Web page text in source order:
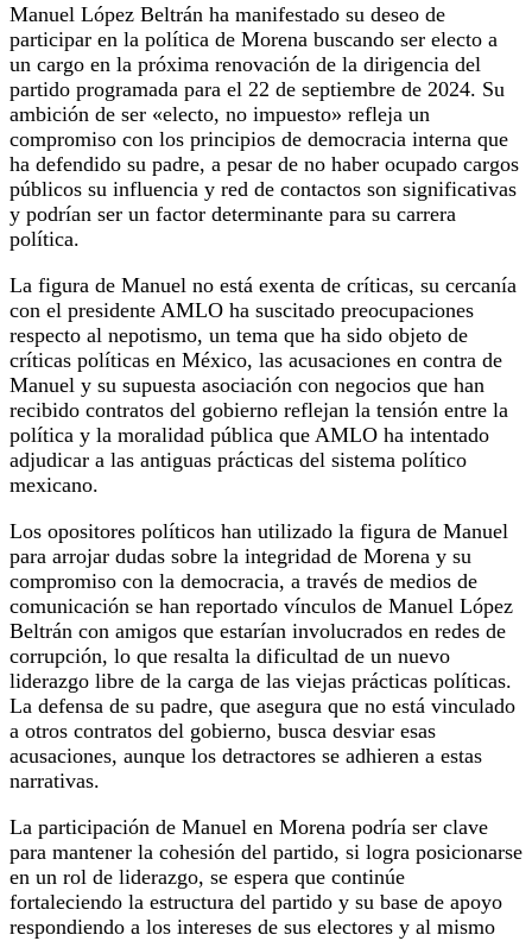
Manuel López Beltrán ha manifestado su deseo de
participar en la política de Morena buscando ser electo a
un cargo en la próxima renovación de la dirigencia del
partido programada para el 22 de septiembre de 2024. Su
ambición de ser «electo, no impuesto» refleja un
compromiso con los principios de democracia interna que
ha defendido su padre, a pesar de no haber ocupado cargos
públicos su influencia y red de contactos son significativas
y podrían ser un factor determinante para su carrera
política.
La figura de Manuel no está exenta de críticas, su cercanía
con el presidente AMLO ha suscitado preocupaciones
respecto al nepotismo, un tema que ha sido objeto de
críticas políticas en México, las acusaciones en contra de
Manuel y su supuesta asociación con negocios que han
recibido contratos del gobierno reflejan la tensión entre la
política y la moralidad pública que AMLO ha intentado
adjudicar a las antiguas prácticas del sistema político
mexicano.
Los opositores políticos han utilizado la figura de Manuel
para arrojar dudas sobre la integridad de Morena y su
compromiso con la democracia, a través de medios de
comunicación se han reportado vínculos de Manuel López
Beltrán con amigos que estarían involucrados en redes de
corrupción, lo que resalta la dificultad de un nuevo
liderazgo libre de la carga de las viejas prácticas políticas.
La defensa de su padre, que asegura que no está vinculado
a otros contratos del gobierno, busca desviar esas
acusaciones, aunque los detractores se adhieren a estas
narrativas.
La participación de Manuel en Morena podría ser clave
para mantener la cohesión del partido, si logra posicionarse
en un rol de liderazgo, se espera que continúe
fortaleciendo la estructura del partido y su base de apoyo
respondiendo a los intereses de sus electores y al mismo